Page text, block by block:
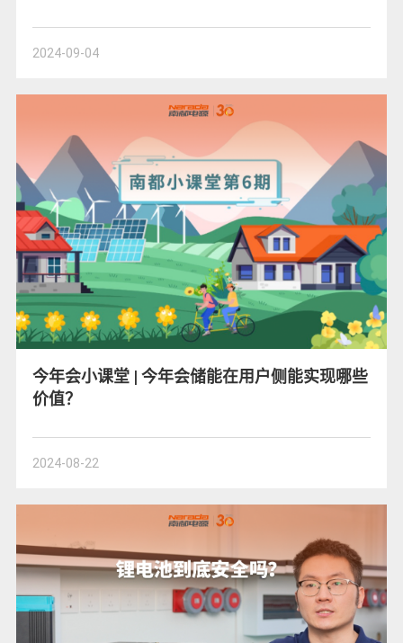
2024-09-04
今年会小课堂 | 今年会储能在用户侧能实现哪些
价值？
2024-08-22